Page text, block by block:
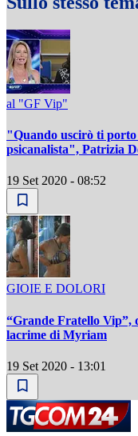
al "GF Vip"
"Quando uscirò ti porto
psicanalista", Patrizia
19 Set 2020 - 08:52
GIOIE E DOLORI
“Grande Fratello Vip”,
lacrime di Myriam
19 Set 2020 - 13:01